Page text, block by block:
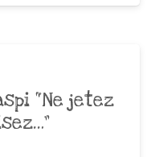
“Ne jetez